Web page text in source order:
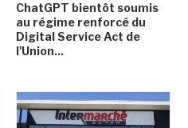
ChatGPT bientôt soumis
au régime renforcé du
Digital Service Act de
l'Union...